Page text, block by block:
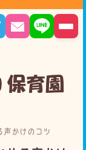
声かけのコツ